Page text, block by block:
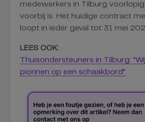
medewerkers in Tilburg
voorbij is. Het huidige contract
loopt in ieder geval tot 31 mei
LEES OOK:
Thuisondersteuners in Tilburg:
pionnen op een schaakbord”